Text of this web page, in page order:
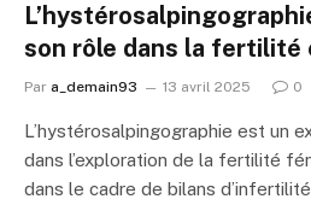
son rôle dans la fertilité
Par a_demain93 13 avril 2025 0
L’hystérosalpingographie est un
dans l’exploration de la fertilité
dans le cadre de bilans